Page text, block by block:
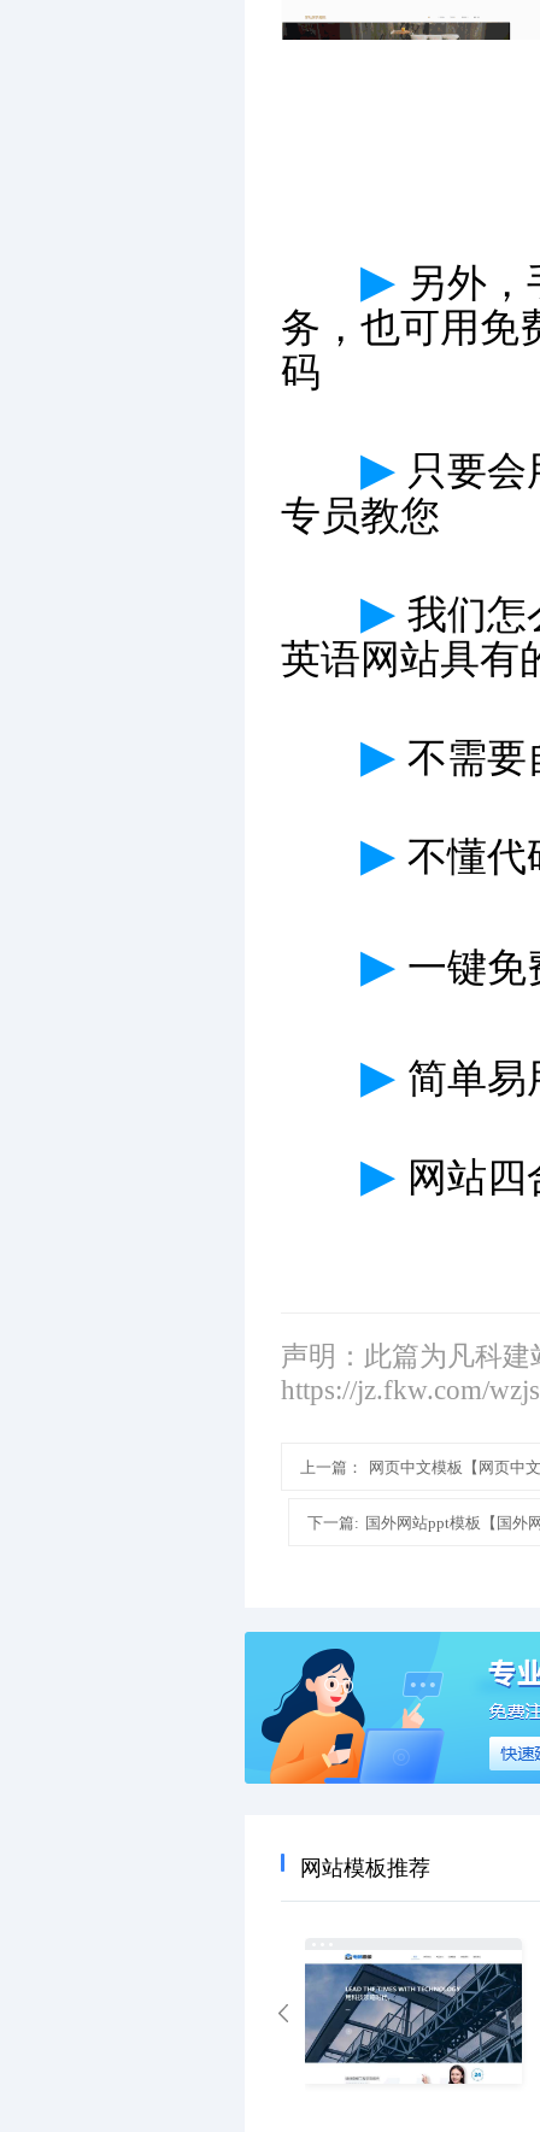
▶ 另外
务，也可用免
码
▶ 只要
专员教您
▶ 我们怎
英语网站具有
▶ 不需要
▶ 不懂代
▶ 一键免
▶ 简单易
▶ 网站四
声明：此篇为凡科
https://jz.fkw.com/
上一篇： 网页中文模板【网页中
下一篇: 国外网站ppt模板【国外
网站模板推荐